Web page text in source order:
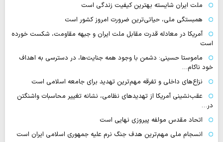
ملت ایران شایسته بهترین کیفیت زندگی است
همبستگی ملی، حیاتی‌ترین ضرورت امروز کشور است
آمریکا در معادله قدرت مقابل ملت ایران و جبهه مقاومت، شکست خورده
است
ماموستا حسینی: دشمن با وجود همه جنایت‌ها، در دسترسی به اهداف
خود ناکام…
نزاع‌های داخلی و تفرقه مهم‌ترین تهدید برای جامعه اسلامی است
عقب‌نشینی آمریکا از تهدیدهای نظامی، نشانه تغییر محاسبات واشنگتن
در…
اتحاد مقدس مولفه پیروزی نهایی است
انسجام ملی مهم‌ترین هدف جنگ نرم علیه جمهوری اسلامی ایران است